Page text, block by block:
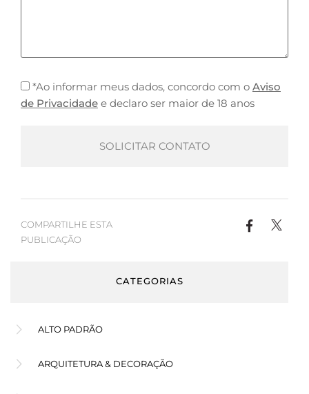
*Ao informar meus dados, concordo com o Aviso
de Privacidade e declaro ser maior de 18 anos
COMPARTILHE ESTA
PUBLICAÇÃO
CATEGORIAS
ALTO PADRÃO
ARQUITETURA & DECORAÇÃO